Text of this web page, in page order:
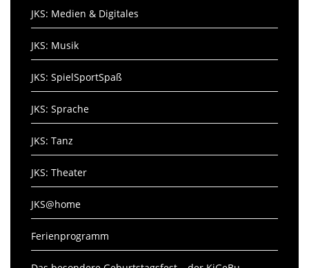
JKS: Medien & Digitales
JKS: Musik
JKS: SpielSportSpaß
JKS: Sprache
JKS: Tanz
JKS: Theater
JKS@home
Ferienprogramm